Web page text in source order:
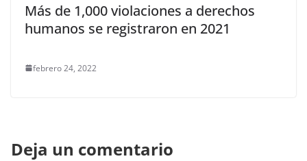
Más de 1,000 violaciones a derechos
humanos se registraron en 2021
febrero 24, 2022
Deja un comentario